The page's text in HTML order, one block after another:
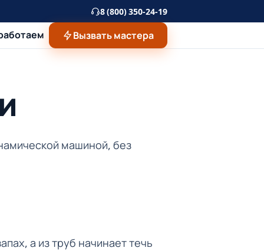
8 (800) 350-24-19
Вызвать мастера
машиной, без
а из труб начинает течь